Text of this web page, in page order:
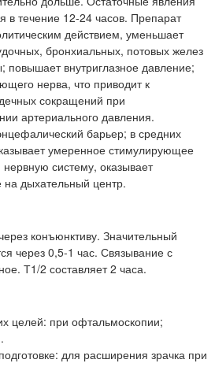
в течение 12-24 часов. Препарат
действием, уменьшает
бронхиальных, потовых желез
повышает внутриглазное давление;
нерва, что приводит к
сокращений при
артериального давления.
барьер; в средних
умеренное стимулирующее
систему, оказывает
дыхательный центр.
конъюнктиву. Значительный
через 0,5-1 час. Связывание с
Т1/2 составляет 2 часа.
целей: при офтальмоскопии;
для расширения зрачка при